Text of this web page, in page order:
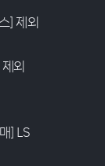
] 제외
외
] LS